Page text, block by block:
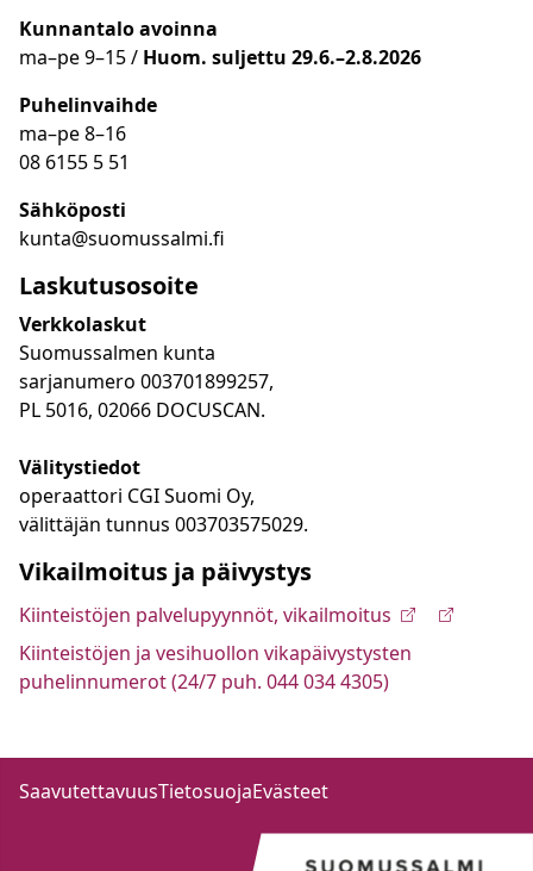
Kunnantalo avoinna
ma–pe 9–15 / Huom. suljettu 29.6.–2.8.2026
Puhelinvaihde
ma–pe 8–16
08 6155 5 51
Sähköposti
kunta@suomussalmi.fi
Laskutusosoite
Verkkolaskut
Suomussalmen kunta
sarjanumero 003701899257,
PL 5016, 02066 DOCUSCAN.
Välitystiedot
operaattori CGI Suomi Oy,
välittäjän tunnus 003703575029.
Vikailmoitus ja päivystys
Kiinteistöjen palvelupyynnöt, vikailmoitus
Kiinteistöjen ja vesihuollon vikapäivystysten
puhelinnumerot (24/7 puh. 044 034 4305)
SaavutettavuusTietosuojaEvästeet